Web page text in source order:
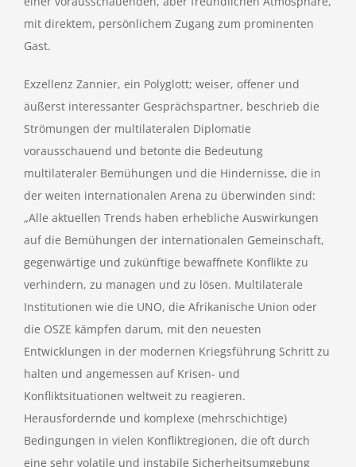
mit direktem, persönlichem Zugang zum prominenten
Gast.
Exzellenz Zannier, ein Polyglott; weiser, offener und
äußerst interessanter Gesprächspartner, beschrieb die
Strömungen der multilateralen Diplomatie
vorausschauend und betonte die Bedeutung
multilateraler Bemühungen und die Hindernisse, die in
der weiten internationalen Arena zu überwinden sind:
„Alle aktuellen Trends haben erhebliche Auswirkungen
auf die Bemühungen der internationalen Gemeinschaft,
gegenwärtige und zukünftige bewaffnete Konflikte zu
verhindern, zu managen und zu lösen. Multilaterale
Institutionen wie die UNO, die Afrikanische Union oder
die OSZE kämpfen darum, mit den neuesten
Entwicklungen in der modernen Kriegsführung Schritt zu
halten und angemessen auf Krisen- und
Konfliktsituationen weltweit zu reagieren.
Herausfordernde und komplexe (mehrschichtige)
Bedingungen in vielen Konfliktregionen, die oft durch
eine sehr volatile und instabile Sicherheitsumgebung